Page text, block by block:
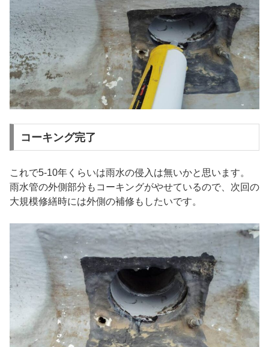
コーキング完了
これで5-10年くらいは雨水の侵入は無いかと思います。
雨水管の外側部分もコーキングがやせているので、次回の
大規模修繕時には外側の補修もしたいです。